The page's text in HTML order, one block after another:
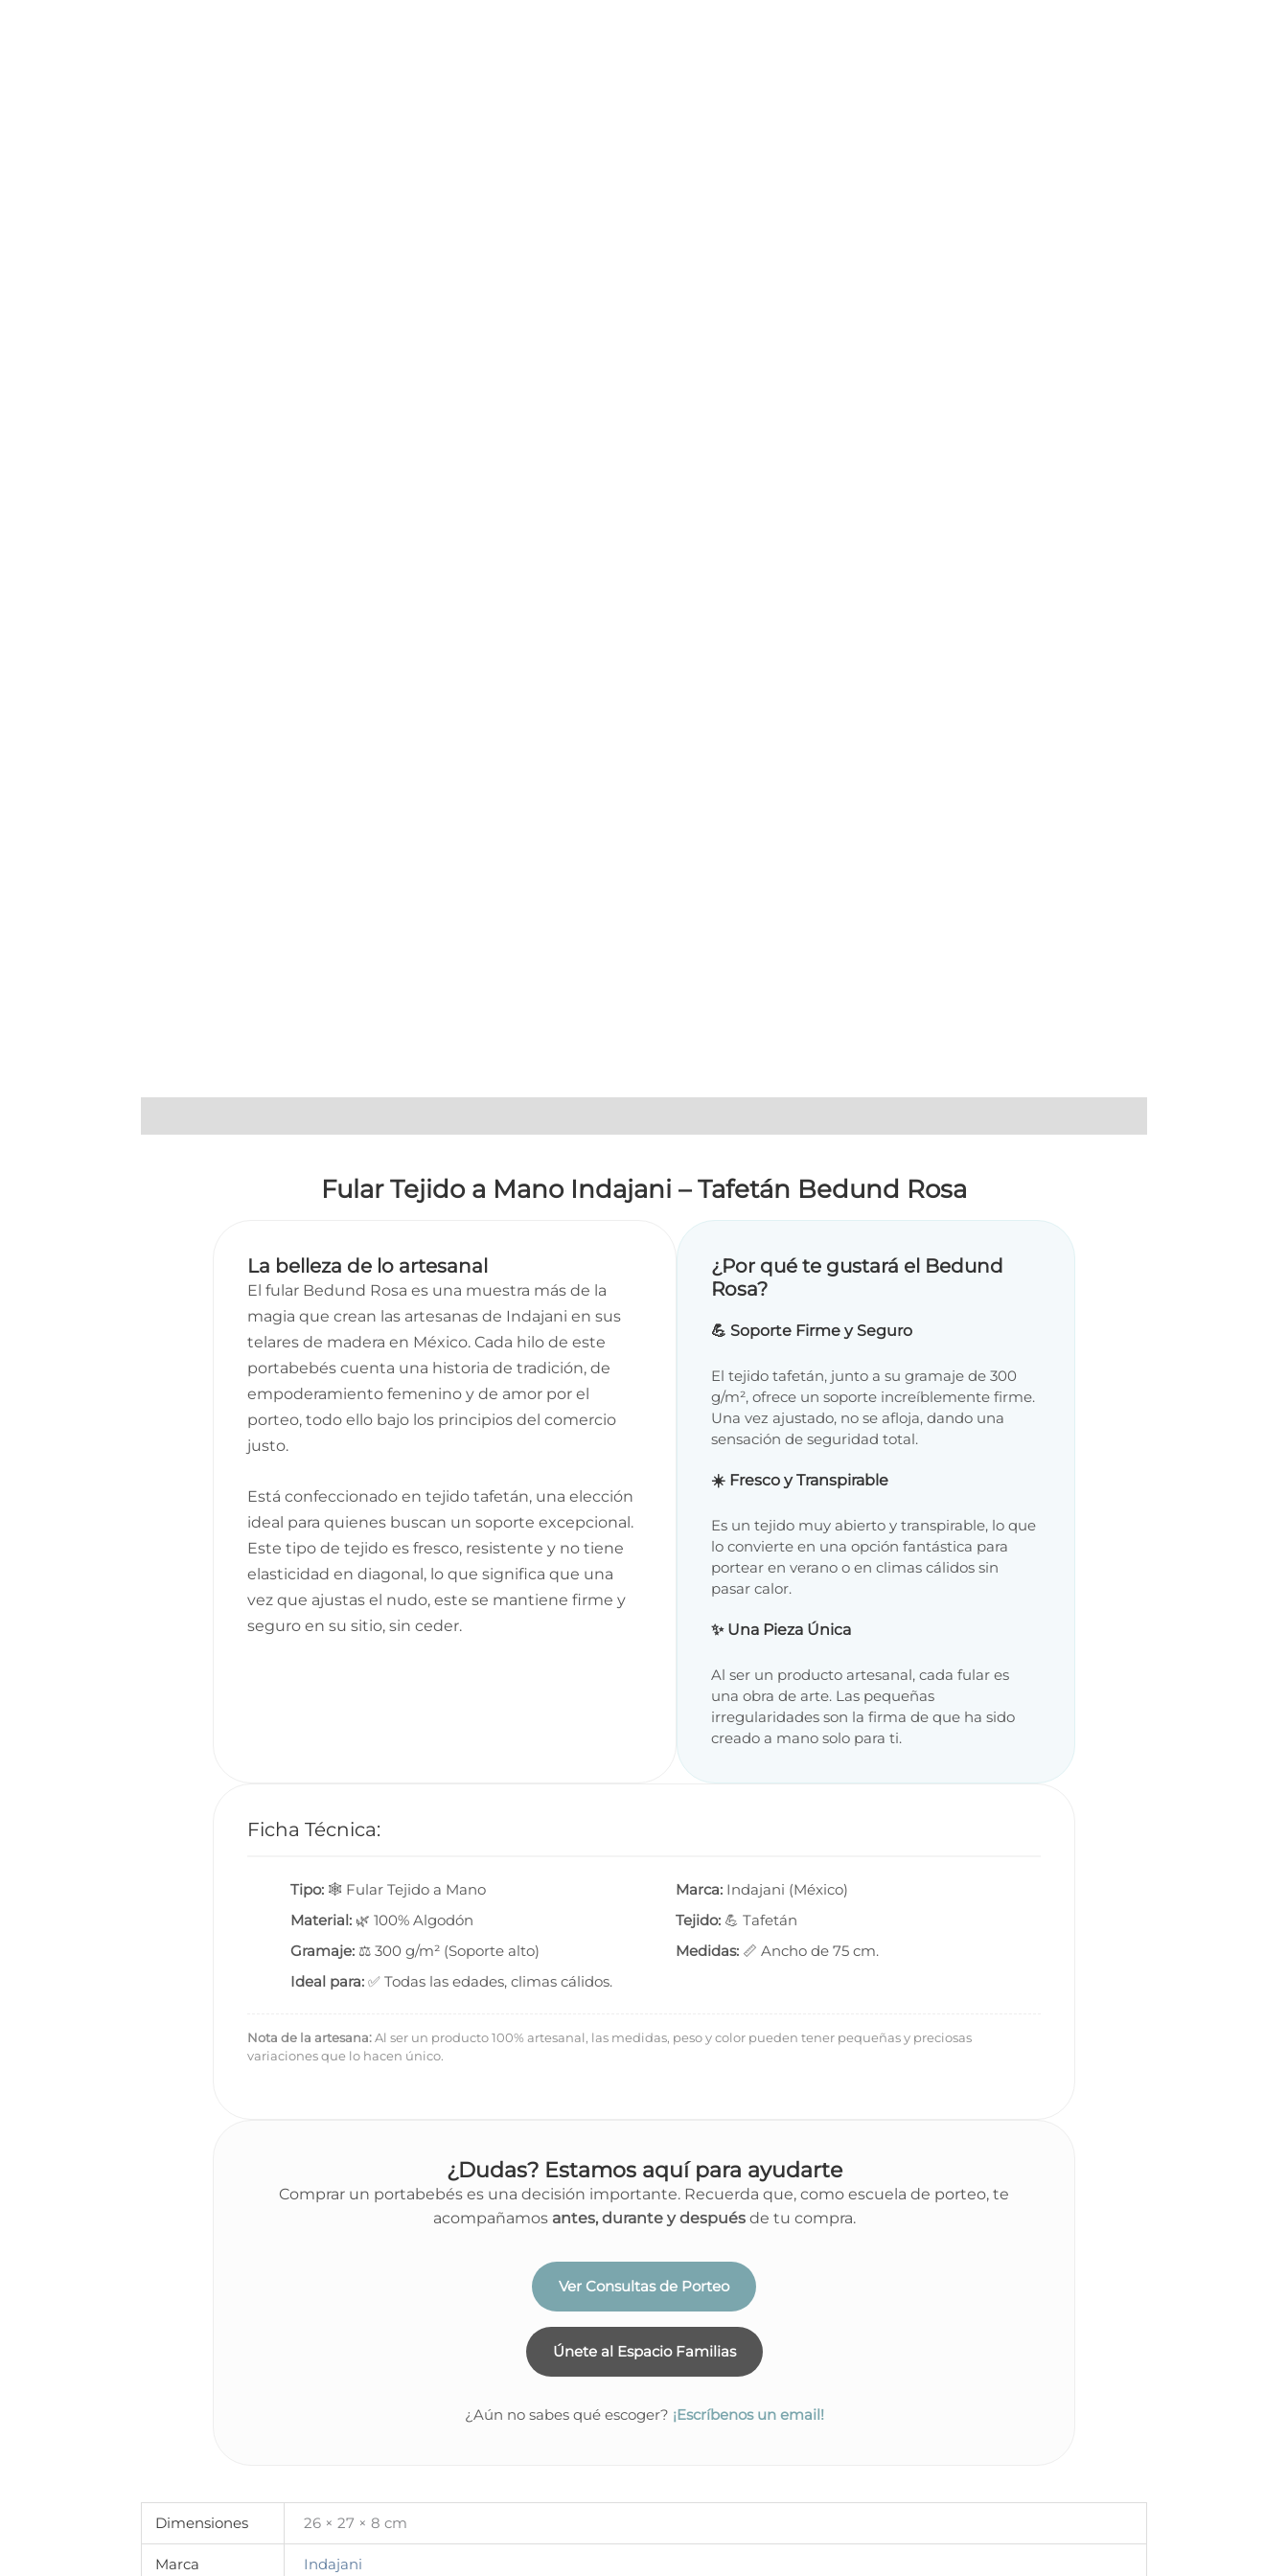
Fular Tejido a Mano Indajani – Tafetán Bedund Rosa
La belleza de lo artesanal
El fular Bedund Rosa es una muestra más de la
magia que crean las artesanas de Indajani en sus
telares de madera en México. Cada hilo de este
portabebés cuenta una historia de tradición, de
empoderamiento femenino y de amor por el
porteo, todo ello bajo los principios del comercio
justo.
Está confeccionado en tejido tafetán, una elección
ideal para quienes buscan un soporte excepcional.
Este tipo de tejido es fresco, resistente y no tiene
elasticidad en diagonal, lo que significa que una
vez que ajustas el nudo, este se mantiene firme y
seguro en su sitio, sin ceder.
¿Por qué te gustará el Bedund
Rosa?
💪 Soporte Firme y Seguro
El tejido tafetán, junto a su gramaje de 300
g/m², ofrece un soporte increíblemente firme.
Una vez ajustado, no se afloja, dando una
sensación de seguridad total.
☀️ Fresco y Transpirable
Es un tejido muy abierto y transpirable, lo que
lo convierte en una opción fantástica para
portear en verano o en climas cálidos sin
pasar calor.
✨ Una Pieza Única
Al ser un producto artesanal, cada fular es
una obra de arte. Las pequeñas
irregularidades son la firma de que ha sido
creado a mano solo para ti.
Ficha Técnica:
Tipo: 🕸️ Fular Tejido a Mano Marca:Indajani (México)
Material: 🌿 100% Algodón Tejido:💪 Tafetán
Gramaje: ⚖️ 300 g/m² (Soporte alto) Medidas:📏 Ancho de 75 cm.
Ideal para: ✅ Todas las edades, climas cálidos.
Nota de la artesana:Al ser un producto 100% artesanal, las medidas, peso y color pueden tener pequeñas y preciosas
variaciones que lo hacen único.
¿Dudas? Estamos aquí para ayudarte
Comprar un portabebés es una decisión importante. Recuerda que, como escuela de porteo, te
acompañamos antes, durante y despuésde tu compra.
Ver Consultas de Porteo
Únete al Espacio Familias
¿Aún no sabes qué escoger? ¡Escríbenos un email!
Dimensiones 26 × 27 × 8 cm
Marca Indajani